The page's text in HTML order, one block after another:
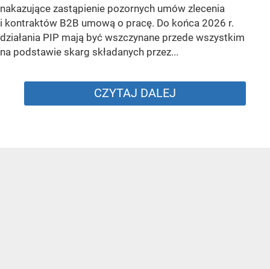
nakazujące zastąpienie pozornych umów zlecenia
i kontraktów B2B umową o pracę. Do końca 2026 r.
działania PIP mają być wszczynane przede wszystkim
na podstawie skarg składanych przez...
CZYTAJ DALEJ